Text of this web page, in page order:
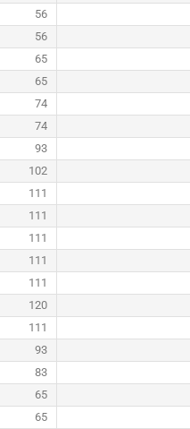
56
56
65
65
74
74
93
102
111
111
111
111
111
120
111
93
83
65
65